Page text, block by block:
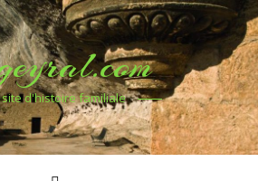
d'histoire familiale